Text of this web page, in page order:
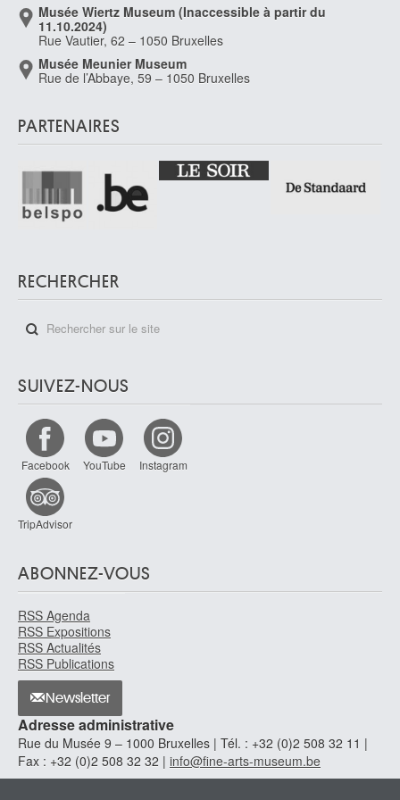
XVIe siècle
Pays-Bas méridionaux, Anvers
XVIIIe siècle
Pays-Bas méridionaux, Audenarde
Pays-Bas méridionaux, Enghien
Pays-Bas méridionaux, Grammont
Peers Dirk
Anvers 1614 - Hoboken / Anvers 1652
Anvers 1624 - 1677 ?
Peire Luc
Bruges 1916 - Paris (France) 1994
Penni Giovanni Francesco
Florence (Italie) ca. 1496 - Naples (Italie) ca. 1528
Penone Giuseppe
Garessio (Italie) 1947
Perdikidis Dimitri
Perkois Jacob
Middelbourg (Pays-Bas) 1756 - 1804
Perlau Joseph
Permantier Armand
Saint-Gilles / Bruxelles 1895 - Ixelles / Bruxelles 1960
Permeke Constant
Anvers 1886 - Ostende 1952
Musée Wiertz Museum (Inaccessible à partir du
11.10.2024)
Rue Vautier, 62 – 1050 Bruxelles
Musée Meunier Museum
Rue de l’Abbaye, 59 – 1050 Bruxelles
PARTENAIRES
RECHERCHER
SUIVEZ-NOUS
Facebook YouTube Instagram
TripAdvisor
ABONNEZ-VOUS
RSS Agenda
RSS Expositions
RSS Actualités
RSS Publications
Newsletter
Adresse administrative
Rue du Musée 9 – 1000 Bruxelles | Tél. : +32 (0)2 508 32 11 |
Fax : +32 (0)2 508 32 32 | info@fine-arts-museum.be